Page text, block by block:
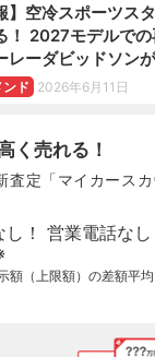
】空冷スポーツス
！ 2027モデルで
レーダビッドソン
ンド 2026年6月11日
く売れる！
査定「マイカースカ
額（上限額）の差額平均